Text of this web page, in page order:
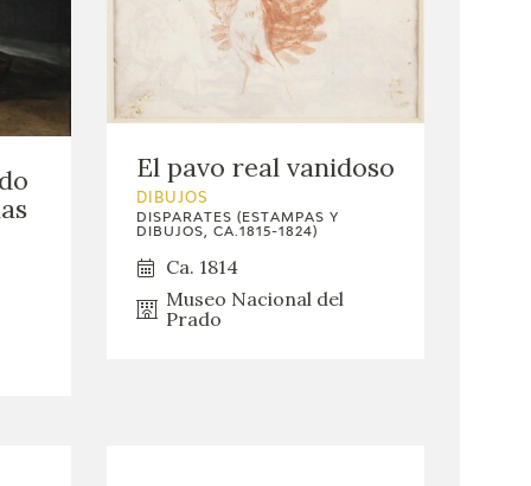
FICHAS ARASAAC
El pavo real vanidoso
DIBUJOS
DISPARATES (ESTAMPAS Y
DIBUJOS, CA.1815-1824)
Ca. 1814
Museo Nacional del
Prado